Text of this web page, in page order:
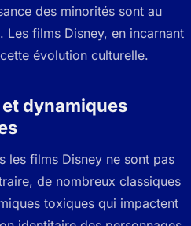
des minorités sont au
films Disney, en incarnant
évolution culturelle.
dynamiques
les films Disney ne sont pas
de nombreux classiques
toxiques qui impactent